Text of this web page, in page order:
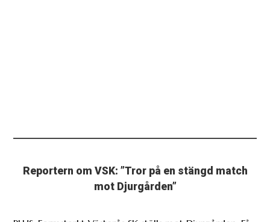
Reportern om VSK: ”Tror på en stängd match
mot Djurgården”